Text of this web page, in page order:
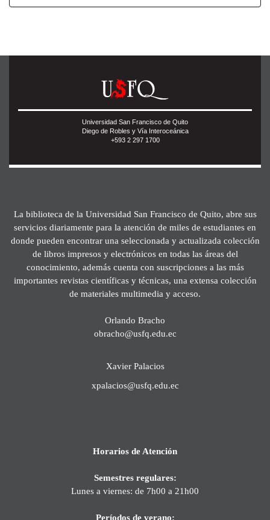
Universidad San Francisco de Quito
Diego de Robles y Vía Interoceánica
+593 2 297 1700
La biblioteca de la Universidad San Francisco de Quito, abre sus
servicios diariamente para la atención de miles de estudiantes en
donde pueden encontrar una seleccionada y actualizada colección
de libros impresos y electrónicos en todas las áreas del
conocimiento, además cuenta con suscripciones a las más
importantes revistas científicas y técnicas, una extensa colección
de materiales multimedia y acceso.
Orlando Bracho
obracho@usfq.edu.ec
Xavier Palacios
xpalacios@usfq.edu.ec
Horarios de Atención
Semestres regulares:
Lunes a viernes: de 7h00 a 21h00
Períodos de verano: